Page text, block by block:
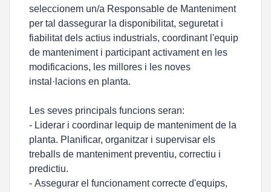
seleccionem un/a Responsable de Manteniment
per tal dassegurar la disponibilitat, seguretat i
fiabilitat dels actius industrials, coordinant l'equip
de manteniment i participant activament en les
modificacions, les millores i les noves
instal·lacions en planta.
Les seves principals funcions seran:
- Liderar i coordinar lequip de manteniment de la
planta. Planificar, organitzar i supervisar els
treballs de manteniment preventiu, correctiu i
predictiu.
- Assegurar el funcionament correcte d'equips,